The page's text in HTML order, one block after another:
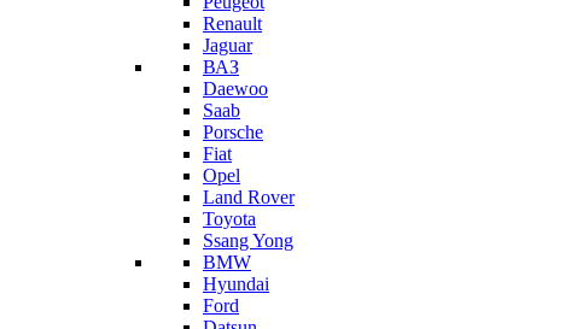
Renault
Jaguar
ВАЗ
Daewoo
Saab
Porsche
Fiat
Opel
Land Rover
Toyota
Ssang Yong
BMW
Hyundai
Ford